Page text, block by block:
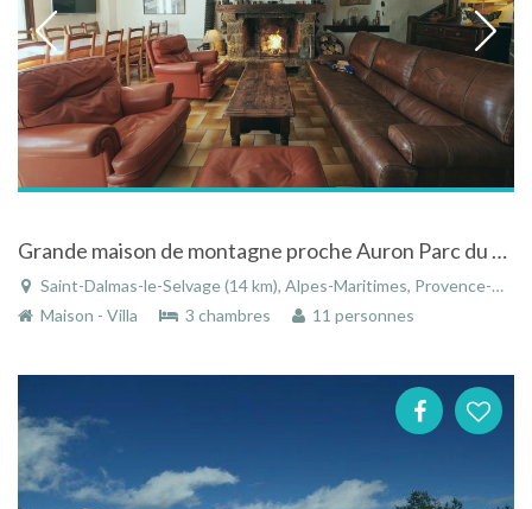
Grande maison de montagne proche Auron Parc du Mercantour
Saint-Dalmas-le-Selvage (14 km), Alpes-Maritimes, Provence-Alpes-Côte d'Azur, France
Maison - Villa
3 chambres 11 personnes